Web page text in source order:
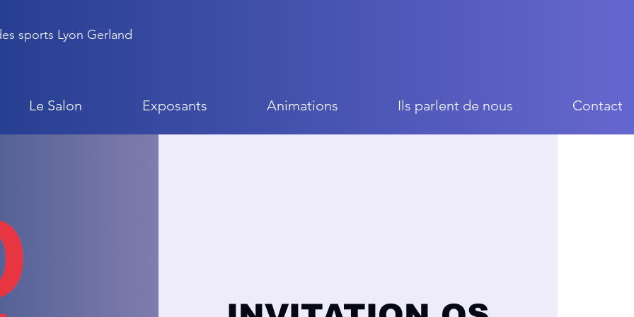
sports Lyon Gerland
Le Salon Exposants Animations Ils parlent de nous Contact